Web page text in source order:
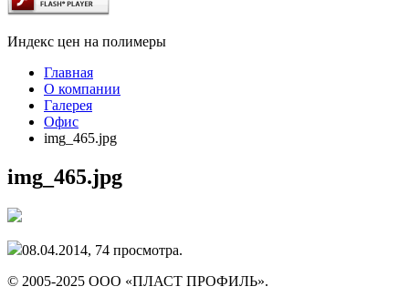
Индекс цен на полимеры
Главная
О компании
Галерея
Офис
img_465.jpg
img_465.jpg
08.04.2014, 74 просмотра.
© 2005-2025 ООО «ПЛАСТ ПРОФИЛЬ».